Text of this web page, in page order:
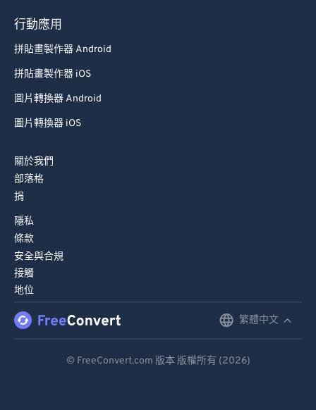
行動應用
拼貼畫製作器 Android
拼貼畫製作器 iOS
圖片轉換器 Android
圖片轉換器 iOS
關於我們
部落格
捐
隱私
條款
安全與合規
接觸
地位
繁體中文
© FreeConvert.com 版本 版權所有 (2026)